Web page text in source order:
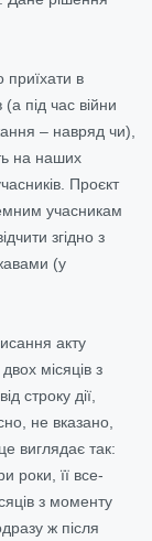
приїхати в
під час війни
– навряд чи),
на наших
Проєкт
учасникам
згідно з
(у
акту
місяців з
строку дії,
не вказано,
виглядає так:
роки, її все-
з моменту
ж після